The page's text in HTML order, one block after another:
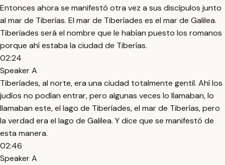
Entonces ahora se manifestó otra vez a sus discípulos junto
al mar de Tiberías. El mar de Tiberíades es el mar de Galilea.
Tiberíades será el nombre que le habían puesto los romanos
porque ahí estaba la ciudad de Tiberías.
02:24
Speaker A
Tiberíades, al norte, era una ciudad totalmente gentil. Ahí los
judíos no podían entrar, pero algunas veces lo llamaban, lo
llamaban este, el lago de Tiberíades, el mar de Tiberías, pero
la verdad era el lago de Galilea. Y dice que se manifestó de
esta manera.
02:46
Speaker A